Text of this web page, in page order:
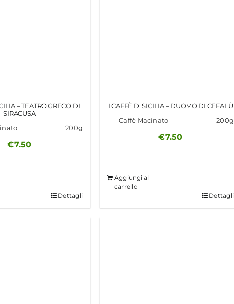
– TEATRO GRECO DI
SIRACUSA
200g
€7.50
Dettagli
I CAFFÈ DI SICILIA – DUOMO DI CEFALÙ
Caffè Macinato
200g
€7.50
Aggiungi al
carrello
Dettagli